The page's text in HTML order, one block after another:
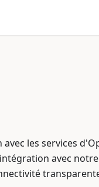
les services
avec